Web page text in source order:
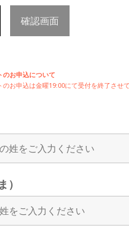
確認画面
のお申込について
のお申込は金曜19:00にて受付を終了させ
）